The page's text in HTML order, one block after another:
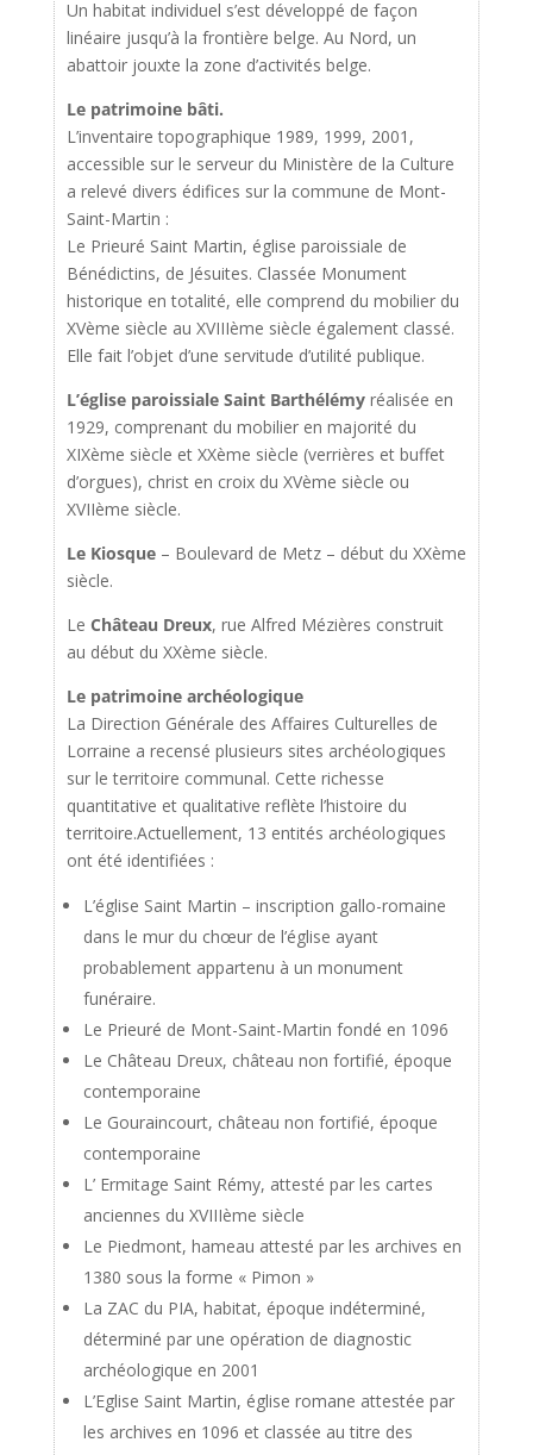
Un habitat individuel s’est développé de façon
linéaire jusqu’à la frontière belge. Au Nord, un
abattoir jouxte la zone d’activités belge.
Le patrimoine bâti.
L’inventaire topographique 1989, 1999, 2001,
accessible sur le serveur du Ministère de la Culture
a relevé divers édifices sur la commune de Mont-
Saint-Martin :
Le Prieuré Saint Martin, église paroissiale de
Bénédictins, de Jésuites. Classée Monument
historique en totalité, elle comprend du mobilier du
XVème siècle au XVIIIème siècle également classé.
Elle fait l’objet d’une servitude d’utilité publique.
L’église paroissiale Saint Barthélémyréalisée en
1929, comprenant du mobilier en majorité du
XIXème siècle et XXème siècle (verrières et buffet
d’orgues), christ en croix du XVème siècle ou
XVIIème siècle.
Le Kiosque– Boulevard de Metz – début du XXème
siècle.
Le Château Dreux, rue Alfred Mézières construit
au début du XXème siècle.
Le patrimoine archéologique
La Direction Générale des Affaires Culturelles de
Lorraine a recensé plusieurs sites archéologiques
sur le territoire communal. Cette richesse
quantitative et qualitative reflète l’histoire du
territoire.Actuellement, 13 entités archéologiques
ont été identifiées :
L’église Saint Martin – inscription gallo-romaine
dans le mur du chœur de l’église ayant
probablement appartenu à un monument
funéraire.
Le Prieuré de Mont-Saint-Martin fondé en 1096
Le Château Dreux, château non fortifié, époque
contemporaine
Le Gouraincourt, château non fortifié, époque
contemporaine
L’ Ermitage Saint Rémy, attesté par les cartes
anciennes du XVIIIème siècle
Le Piedmont, hameau attesté par les archives en
1380 sous la forme « Pimon »
La ZAC du PIA, habitat, époque indéterminé,
déterminé par une opération de diagnostic
archéologique en 2001
L’Eglise Saint Martin, église romane attestée par
les archives en 1096 et classée au titre des